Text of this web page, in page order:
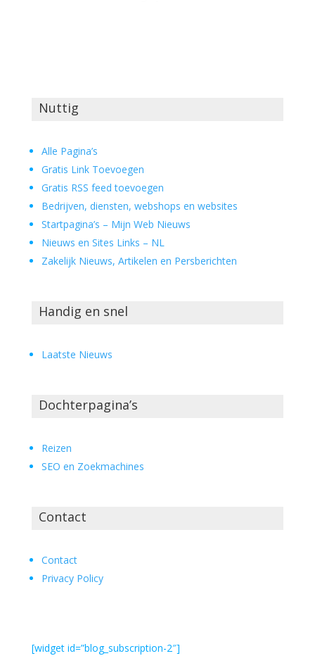
Nuttig
Alle Pagina’s
Gratis Link Toevoegen
Gratis RSS feed toevoegen
Bedrijven, diensten, webshops en websites
Startpagina’s – Mijn Web Nieuws
Nieuws en Sites Links – NL
Zakelijk Nieuws, Artikelen en Persberichten
Handig en snel
Laatste Nieuws
Dochterpagina’s
Reizen
SEO en Zoekmachines
Contact
Contact
Privacy Policy
[widget id=”blog_subscription-2″]